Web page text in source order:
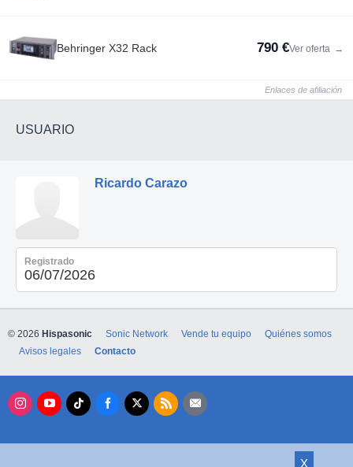
Behringer X32 Rack 790 €Ver oferta →
Enlaces de afiliación
USUARIO
Ricardo Carazo
Registrado
06/07/2026
X
© 2026 Hispasonic Sonic Network Vende tu equipo
Quiénes somos
Avisos legales
Contacto